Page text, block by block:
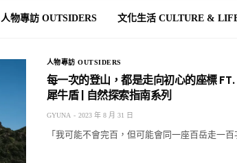
人物專訪 OUTSIDERS 文化生活 CULTURE &
人物專訪 OUTSIDERS
每一次的登山，都是走向初心的座標
犀牛盾 | 自然探索指南系列
GYUNA 2023 年 8 月 31 日
「我可能不會完百，但可能會同一座百岳走一